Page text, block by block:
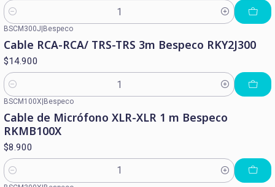
Cantidad
BSCM300J Bespeco
Cable RCA-RCA/ TRS-TRS 3m Bespeco RKY2J300
$14.900
Cantidad
BSCM100X Bespeco
Cable de Micrófono XLR-XLR 1 m Bespeco
RKMB100X
$8.900
Cantidad